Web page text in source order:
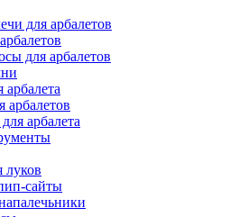
для арбалетов
для арбалетов
арбалета
арбалета
луков
сайты